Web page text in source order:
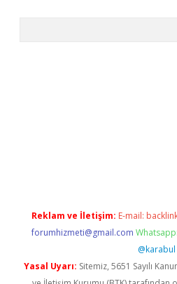
Reklam ve İletişim: E-mail:
forumhizmeti@gmail.com
@karabul
Yasal Uyarı: Sitemiz, 5651 Sayılı